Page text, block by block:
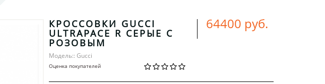
КРОССОВКИ GUCCI
ULTRAPACE R СЕРЫЕ С
РОЗОВЫМ
Модель:: Gucci
Оценка покупателей
64400 руб.